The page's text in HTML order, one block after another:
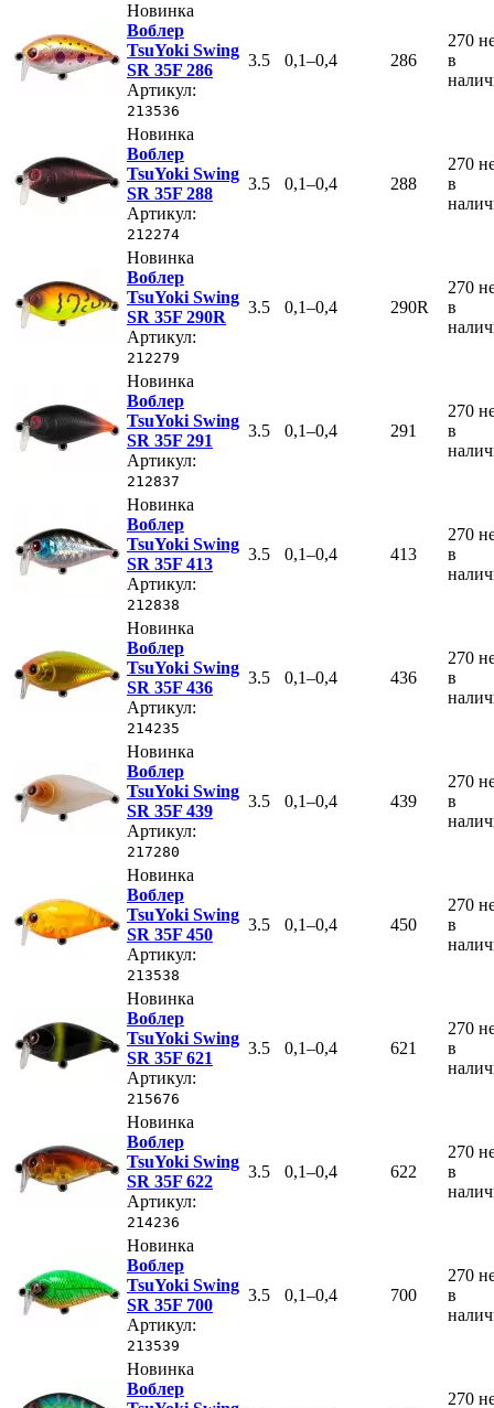
Новинка
Воблер
TsuYoki Swing
SR 35F 286
Артикул:
213536
3.5 0,1–0,4 286
270
в
Новинка
Воблер
TsuYoki Swing
SR 35F 288
Артикул:
212274
3.5 0,1–0,4 288
270
в
Новинка
Воблер
TsuYoki Swing
SR 35F 290R
Артикул:
212279
3.5 0,1–0,4 290R
270
в
Новинка
Воблер
TsuYoki Swing
SR 35F 291
Артикул:
212837
3.5 0,1–0,4 291
270
в
Новинка
Воблер
TsuYoki Swing
SR 35F 413
Артикул:
212838
3.5 0,1–0,4 413
270
в
Новинка
Воблер
TsuYoki Swing
SR 35F 436
Артикул:
214235
3.5 0,1–0,4 436
270
в
Новинка
Воблер
TsuYoki Swing
SR 35F 439
Артикул:
217280
3.5 0,1–0,4 439
270
в
Новинка
Воблер
TsuYoki Swing
SR 35F 450
Артикул:
213538
3.5 0,1–0,4 450
270
в
Новинка
Воблер
TsuYoki Swing
SR 35F 621
Артикул:
215676
3.5 0,1–0,4 621
270
в
Новинка
Воблер
TsuYoki Swing
SR 35F 622
Артикул:
214236
3.5 0,1–0,4 622
270
в
Новинка
Воблер
TsuYoki Swing
SR 35F 700
Артикул:
213539
3.5 0,1–0,4 700
270
в
Новинка
Воблер
270